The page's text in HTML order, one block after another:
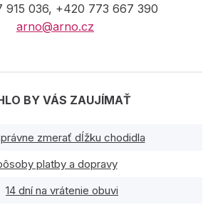
915 036, +420 773 667 390
arno@arno.cz
BY VÁS ZAUJÍMAŤ
zmerať dĺžku chodidla
platby a dopravy
14 dní na vrátenie obuvi